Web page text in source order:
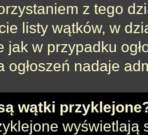
z tego
listy wątków, w
jak w przypadku
ogłoszeń nadaje
wątki
wyświetlają